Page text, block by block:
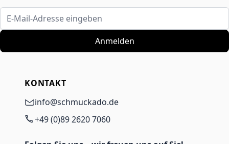
E-Mail-Adresse eingeben
Anmelden
KONTAKT
info@schmuckado.de
+49 (0)89 2620 7060